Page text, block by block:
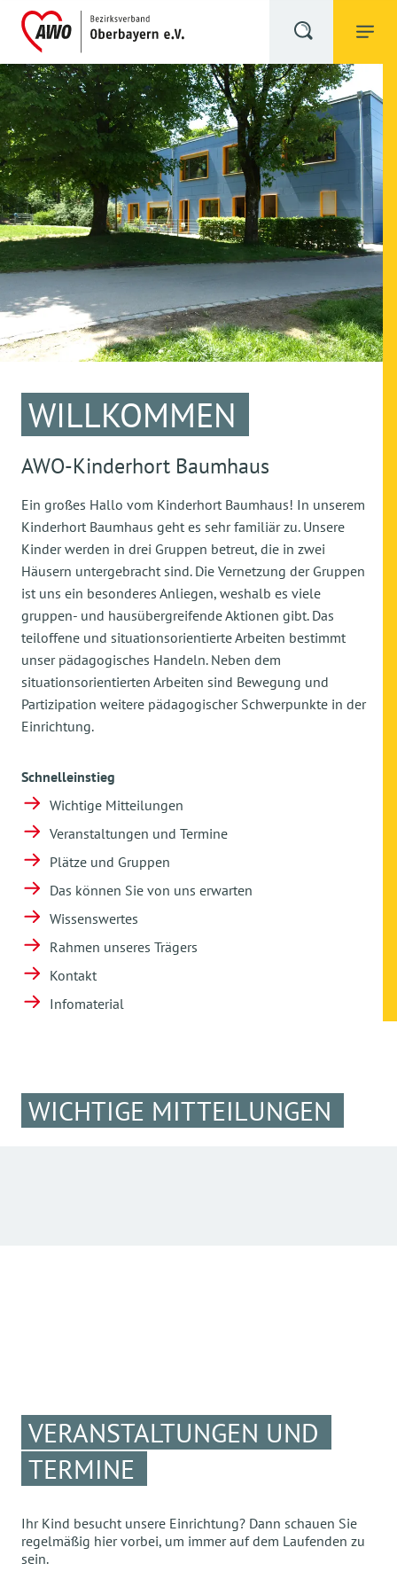
WILLKOMMEN
AWO-Kinderhort Baumhaus
Ein großes Hallo vom Kinderhort Baumhaus! In unserem
Kinderhort Baumhaus geht es sehr familiär zu. Unsere
Kinder werden in drei Gruppen betreut, die in zwei
Häusern untergebracht sind. Die Vernetzung der Gruppen
ist uns ein besonderes Anliegen, weshalb es viele
gruppen- und hausübergreifende Aktionen gibt. Das
teiloffene und situationsorientierte Arbeiten bestimmt
unser pädagogisches Handeln. Neben dem
situationsorientierten Arbeiten sind Bewegung und
Partizipation weitere pädagogischer Schwerpunkte in der
Einrichtung.
Schnelleinstieg
Wichtige Mitteilungen
Veranstaltungen und Termine
Plätze und Gruppen
Das können Sie von uns erwarten
Wissenswertes
Rahmen unseres Trägers
Kontakt
Infomaterial
WICHTIGE MITTEILUNGEN
VERANSTALTUNGEN UND
TERMINE
Ihr Kind besucht unsere Einrichtung? Dann schauen Sie
regelmäßig hier vorbei, um immer auf dem Laufenden zu
sein.